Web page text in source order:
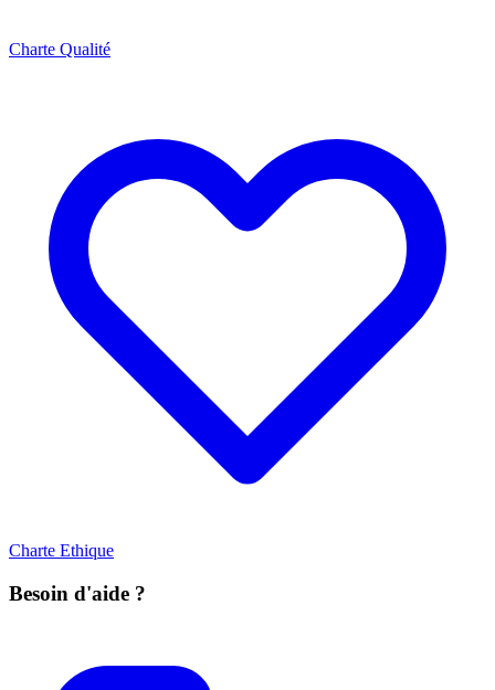
Charte Qualité
Charte Ethique
Besoin d'aide ?